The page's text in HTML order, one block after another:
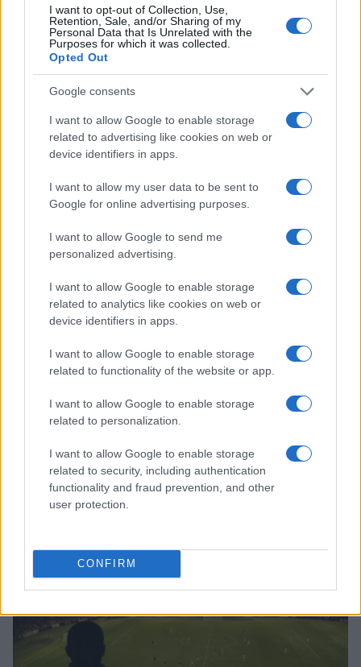
I want to opt-out of Collection, Use,
Retention, Sale, and/or Sharing of my
Personal Data that Is Unrelated with the
Purposes for which it was collected.
Opted Out
Google consents
I want to allow Google to enable storage
related to advertising like cookies on web or
device identifiers in apps.
I want to allow my user data to be sent to
Google for online advertising purposes.
I want to allow Google to send me
personalized advertising.
I want to allow Google to enable storage
related to analytics like cookies on web or
device identifiers in apps.
I want to allow Google to enable storage
related to functionality of the website or app.
I want to allow Google to enable storage
related to personalization.
I want to allow Google to enable storage
related to security, including authentication
functionality and fraud prevention, and other
user protection.
CONFIRM
complesse in modo semplice. In redazione
adotta tono creativo e diretto, porta
reportage clinici e un quaderno con disegni
esplicativi per pazienti.
Continua a leggere
CALCIO